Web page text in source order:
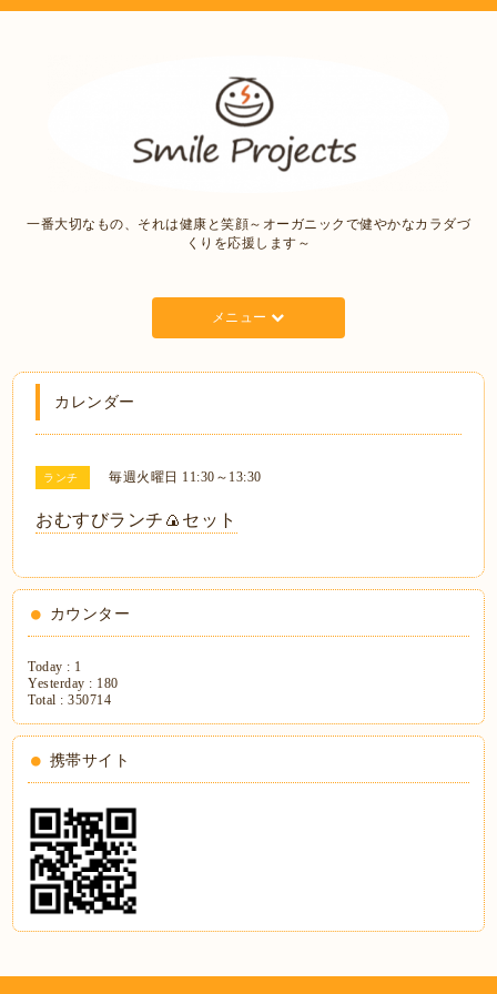
一番大切なもの、それは健康と笑顔～オーガニックで健やかなカラダづ
くりを応援します～
メニュー
カレンダー
ランチ 毎週火曜日 11:30～13:30
おむすびランチ🍙セット
カウンター
Today : 1
Yesterday : 180
Total :350714
携帯サイト